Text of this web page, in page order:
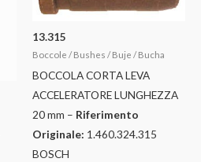
13.315
Boccole / Bushes / Buje / Bucha
BOCCOLA CORTA LEVA
ACCELERATORE LUNGHEZZA
20 mm – Riferimento
Originale: 1.460.324.315
BOSCH